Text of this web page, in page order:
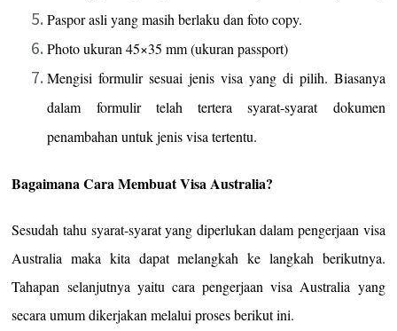
Paspor asli yang masih berlaku dan foto copy.
Photo ukuran 45×35 mm (ukuran passport)
Mengisi formulir sesuai jenis visa yang di pilih. Biasanya
dalam formulir telah tertera syarat-syarat dokumen
penambahan untuk jenis visa tertentu.
Bagaimana Cara Membuat Visa Australia?
Sesudah tahu syarat-syarat yang diperlukan dalam pengerjaan visa
Australia maka kita dapat melangkah ke langkah berikutnya.
Tahapan selanjutnya yaitu cara pengerjaan visa Australia yang
secara umum dikerjakan melalui proses berikut ini.